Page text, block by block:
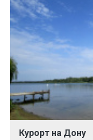
Курорт на Дону